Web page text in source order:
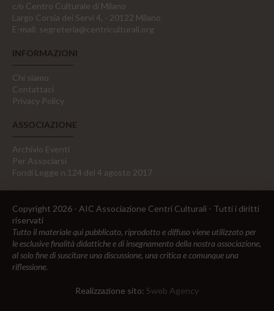
c/o Centro Culturale di Milano
Largo Corsia dei Servi 4, - 20122 Milano
E-mail: segreteria@centriculturali.org
INFORMAZIONI
Chi siamo
Contattaci
Privacy Policy
ASSOCIAZIONE
Archivio Eventi
Per Associarsi
Fondi Legge n.124 del 4 agosto 2017
Copyright 2026 - AIC Associazione Centri Culturali - Tutti i diritti
riservati
Tutto il materiale qui pubblicato, riprodotto e diffuso viene utilizzato per
le esclusive finalità didattiche e di insegnamento della nostra associazione,
al solo fine di suscitare una discussione, una critica e comunque una
riflessione.
Realizzazione sito: Sweb Agency